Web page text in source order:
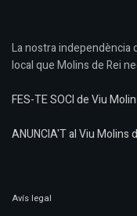
La nostra independència
local que Molins de Rei
FES-TE SOCI de Viu
ANUNCIA'T al Viu Molins
Avís legal